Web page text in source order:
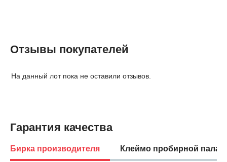
Отзывы покупателей
На данный лот пока не оставили отзывов.
Гарантия качества
Бирка производителя Клеймо пробирной